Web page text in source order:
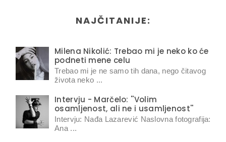
NAJČITANIJE:
Milena Nikolić: Trebao mi je neko ko će
podneti mene celu
Trebao mi je ne samo tih dana, nego čitavog
života neko ...
Intervju - Marčelo: ''Volim
osamljenost, ali ne i usamljenost''
Intervju: Nađa Lazarević Naslovna fotografija:
Ana ...